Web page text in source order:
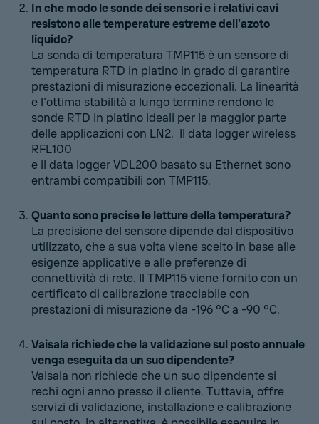
In che modo le sonde dei sensori e i relativi cavi
resistono alle temperature estreme dell'azoto
liquido?
La sonda di temperatura TMP115 è un sensore di
temperatura RTD in platino in grado di garantire
prestazioni di misurazione eccezionali. La linearità
e l'ottima stabilità a lungo termine rendono le
sonde RTD in platino ideali per la maggior parte
delle applicazioni con LN2. Il data logger wireless
RFL100
e il data logger VDL200 basato su Ethernet sono
entrambi compatibili con TMP115.
Quanto sono precise le letture della temperatura?
La precisione del sensore dipende dal dispositivo
utilizzato, che a sua volta viene scelto in base alle
esigenze applicative e alle preferenze di
connettività di rete. Il TMP115 viene fornito con un
certificato di calibrazione tracciabile con
prestazioni di misurazione da -196 °C a -90 °C.
Vaisala richiede che la validazione sul posto annuale
venga eseguita da un suo dipendente?
Vaisala non richiede che un suo dipendente si
rechi ogni anno presso il cliente. Tuttavia, offre
servizi di validazione, installazione e calibrazione